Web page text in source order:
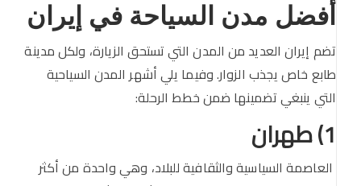
أفضل مدن السياحة في إيران
تضم إيران العديد من المدن التي تستحق الزيارة، ولكل مدينة
طابع خاص يجذب الزوار. وفيما يلي أشهر المدن السياحية
التي ينبغي تضمينها ضمن خطط الرحلة:
1) طهران
العاصمة السياسية والثقافية للبلاد، وهي واحدة من أكثر